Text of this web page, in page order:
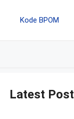
Kode BPOM
Latest Post